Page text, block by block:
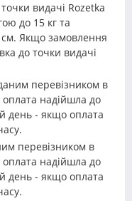
видачі Rozetka
до 15 кг та
Якщо замовлення
до точки видачі
перевізником в
надійшла до
день - якщо оплата
перевізником в
надійшла до
день - якщо оплата